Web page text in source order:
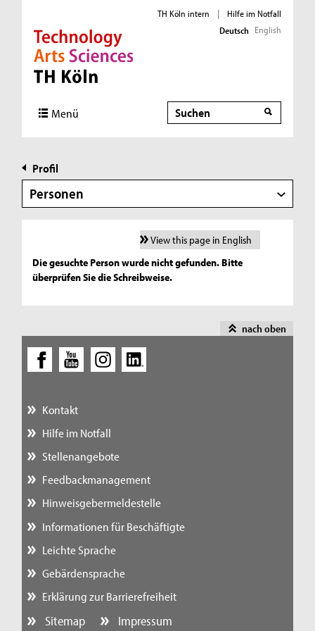
Direkt zur Hauptnavigation
Direkt zur Subnavigation
Direkt zum Inhalt
Direkt zum Fußbereich
TH Köln intern |
Hilfe im Notfall
Deutsch English
Menü Suche
Profil
Personen
View this page in English
Die gesuchte Person wurde nicht gefunden. Bitte
überprüfen Sie die Schreibweise.
nach oben
Kontakt
Hilfe im Notfall
Stellenangebote
Feedbackmanagement
Hinweisgebermeldestelle
Informationen für Beschäftigte
Leichte Sprache
Gebärdensprache
Erklärung zur Barrierefreiheit
Sitemap Impressum